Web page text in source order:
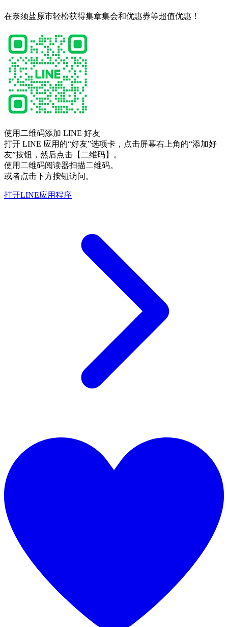
在奈须盐原市轻松获得集章集会和优惠券等超值优惠！
使用二维码添加 LINE 好友
打开 LINE 应用的“好友”选项卡，点击屏幕右上角的“添加好
友”按钮，然后点击【二维码】。
使用二维码阅读器扫描二维码。
或者点击下方按钮访问。
打开LINE应用程序